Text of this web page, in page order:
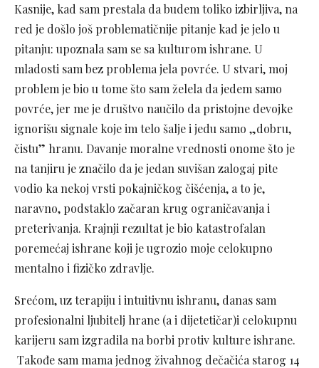
Kasnije, kad sam prestala da budem toliko izbirljiva, na
red je došlo još problematičnije pitanje kad je jelo u
pitanju: upoznala sam se sa kulturom ishrane. U
mladosti sam bez problema jela povrće. U stvari, moj
problem je bio u tome što sam želela da jedem samo
povrće, jer me je društvo naučilo da pristojne devojke
ignorišu signale koje im telo šalje i jedu samo „dobru,
čistu” hranu. Davanje moralne vrednosti onome što je
na tanjiru je značilo da je jedan suvišan zalogaj pite
vodio ka nekoj vrsti pokajničkog čišćenja, a to je,
naravno, podstaklo začaran krug ograničavanja i
preterivanja. Krajnji rezultat je bio katastrofalan
poremećaj ishrane koji je ugrozio moje celokupno
mentalno i fizičko zdravlje.
Srećom, uz terapiju i intuitivnu ishranu, danas sam
profesionalni ljubitelj hrane (a i dijetetičar)i celokupnu
karijeru sam izgradila na borbi protiv kulture ishrane.
Takođe sam mama jednog živahnog dečačića starog 14